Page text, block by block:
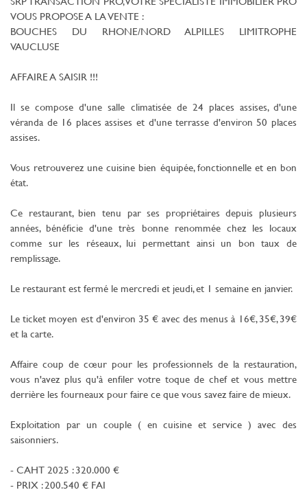
VOUS PROPOSE A LA VENTE :
BOUCHES DU RHONE/NORD ALPILLES LIMITROPHE
VAUCLUSE
AFFAIRE A SAISIR !!!
Il se compose d'une salle climatisée de 24 places assises, d'une
véranda de 16 places assises et d'une terrasse d'environ 50 places
assises.
Vous retrouverez une cuisine bien équipée, fonctionnelle et en bon
état.
Ce restaurant, bien tenu par ses propriétaires depuis plusieurs
années, bénéficie d'une très bonne renommée chez les locaux
comme sur les réseaux, lui permettant ainsi un bon taux de
remplissage.
Le restaurant est fermé le mercredi et jeudi, et 1 semaine en janvier.
Le ticket moyen est d'environ 35 € avec des menus à 16€, 35€, 39€
et la carte.
Affaire coup de cœur pour les professionnels de la restauration,
vous n'avez plus qu'à enfiler votre toque de chef et vous mettre
derrière les fourneaux pour faire ce que vous savez faire de mieux.
Exploitation par un couple ( en cuisine et service ) avec des
saisonniers.
- CAHT 2025 : 320.000 €
- PRIX : 200.540 € FAI